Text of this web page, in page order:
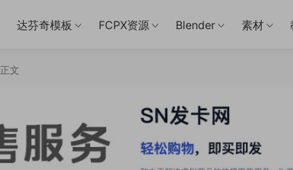
达芬奇模板 FCPX资源 Blender 素材
正文